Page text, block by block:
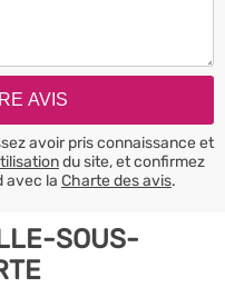
avoir pris connaissance et
du site, et confirmez
avec la Charte des avis.
SOUS-